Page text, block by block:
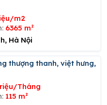
m2
6365 m²
Hà Nội
Tháng
115 m²